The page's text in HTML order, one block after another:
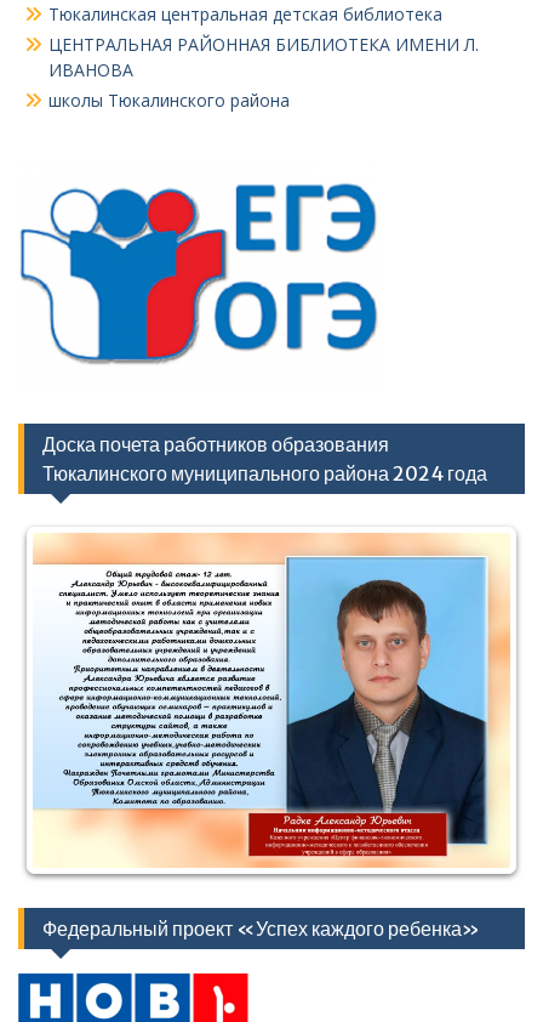
Тюкалинская центральная детская библиотека
ЦЕНТРАЛЬНАЯ РАЙОННАЯ БИБЛИОТЕКА ИМЕНИ Л.
ИВАНОВА
школы Тюкалинского района
Доска почета работников образования
Тюкалинского муниципального района 2024 года
Федеральный проект «Успех каждого ребенка»